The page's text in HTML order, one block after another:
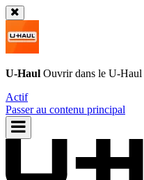
U-Haul Ouvrir dans le U-Haul
Actif
Passer au contenu principal